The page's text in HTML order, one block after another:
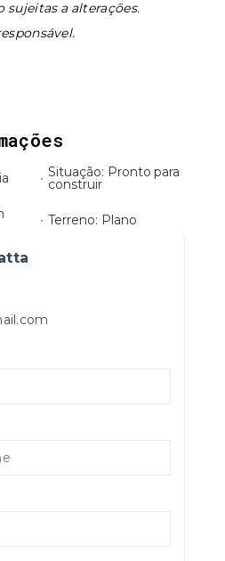
sujeitas a alterações.
• Situação: Pronto para
construir
• Terreno: Plano